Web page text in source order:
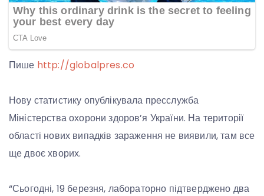
Пише http://globalpres.co
Нову статистику опублікувала пресслужба
Міністерства охорони здоров’я України. На території
області нових випадків зараження не виявили, там все
ще двоє хворих.
“Сьогодні, 19 березня, лабораторно підтверджено два